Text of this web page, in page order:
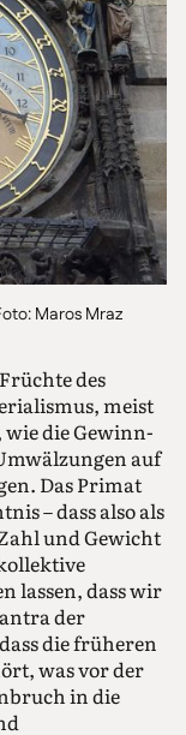
Maros Mraz
des
meist
die Gewinn-
auf
Das Primat
– dass also als
und Gewicht
lassen, dass wir
der
die früheren
was vor der
in die